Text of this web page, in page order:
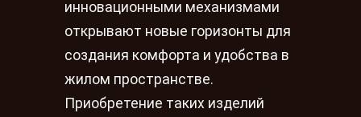
инновационными механизмами
открывают новые горизонты для
создания комфорта и удобства в
жилом пространстве.
Приобретение таких изделий